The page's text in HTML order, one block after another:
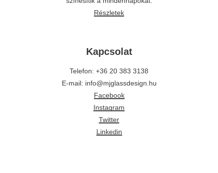
Részletek
Kapcsolat
Telefon: +36 20 383 3138
E-mail: info@mjglassdesign.hu
Facebook
Instagram
Twitter
Linkedin